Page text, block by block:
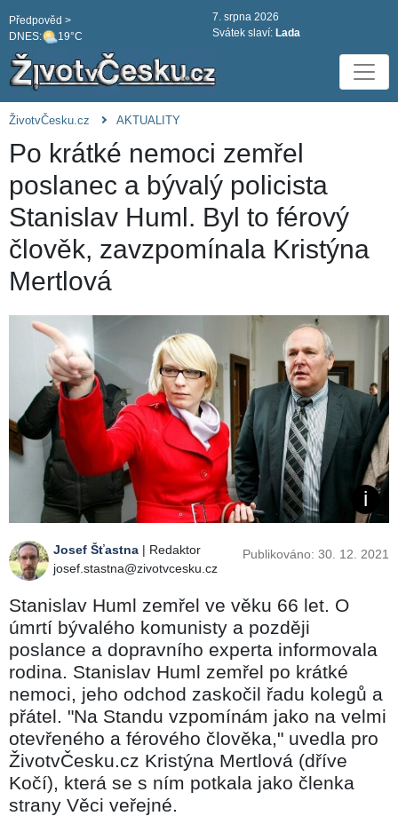
DNES: 19°C
Předpověd >
7. srpna 2026
Svátek slaví: Lada
ŽivotvČesku.cz AKTUALITY
Po krátké nemoci zemřel
poslanec a bývalý policista
Stanislav Huml. Byl to férový
člověk, zavzpomínala Kristýna
Mertlová
Josef Šťastna | Redaktor
josef.stastna@zivotvcesku.cz
Publikováno: 30. 12. 2021
Stanislav Huml zemřel ve věku 66 let. O
úmrtí bývalého komunisty a později
poslance a dopravního experta informovala
rodina. Stanislav Huml zemřel po krátké
nemoci, jeho odchod zaskočil řadu kolegů a
přátel. "Na Standu vzpomínám jako na velmi
otevřeného a férového člověka," uvedla pro
ŽivotvČesku.cz Kristýna Mertlová (dříve
Kočí), která se s ním potkala jako členka
strany Věci veřejné.